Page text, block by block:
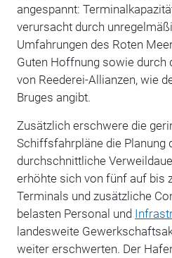
angespannt:
verursacht durch
Umfahrungen des Roten
Guten Hoffnung sowie durch
von Reederei-Allianzen, wie
Bruges angibt.
Zusätzlich erschwere die
Schiffsfahrpläne die Planung
durchschnittliche
erhöhte sich von fünf auf bis
Terminals und zusätzliche
belasten Personal und
landesweite
weiter erschwerten. Der